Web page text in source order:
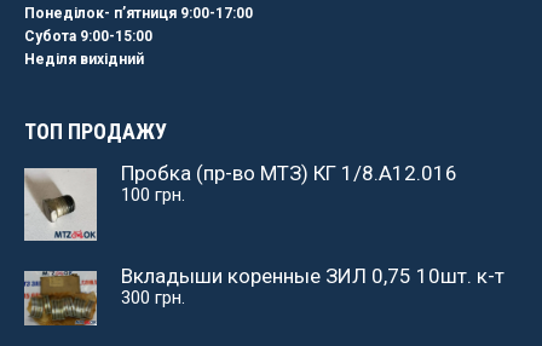
Понеділок- пʼятниця 9:00-17:00
Субота 9:00-15:00
Неділя вихідний
ТОП ПРОДАЖУ
Пробка (пр-во МТЗ) КГ 1/8.А12.016
100 грн.
Вкладыши коренные ЗИЛ 0,75 10шт. к-т
300 грн.